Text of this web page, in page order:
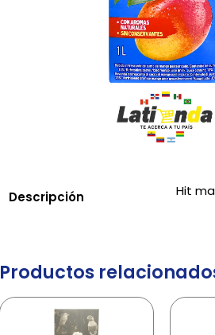
Descripción Hit
Productos